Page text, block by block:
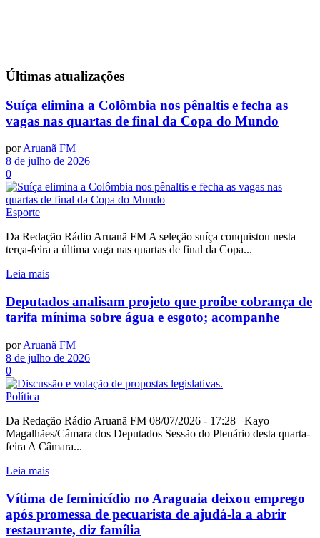
Últimas atualizações
Suíça elimina a Colômbia nos pênaltis e fecha as
vagas nas quartas de final da Copa do Mundo
por Aruanã FM
8 de julho de 2026
0
Esporte
Da Redação Rádio Aruanã FM A seleção suíça conquistou nesta
terça-feira a última vaga nas quartas de final da Copa...
Leia mais
Deputados analisam projeto que proíbe cobrança de
tarifa mínima sobre água e esgoto; acompanhe
por Aruanã FM
8 de julho de 2026
0
Política
Da Redação Rádio Aruanã FM 08/07/2026 - 17:28 Kayo
Magalhães/Câmara dos Deputados Sessão do Plenário desta quarta-
feira A Câmara...
Leia mais
Vítima de feminicídio no Araguaia deixou emprego
após promessa de pecuarista de ajudá-la a abrir
restaurante, diz família